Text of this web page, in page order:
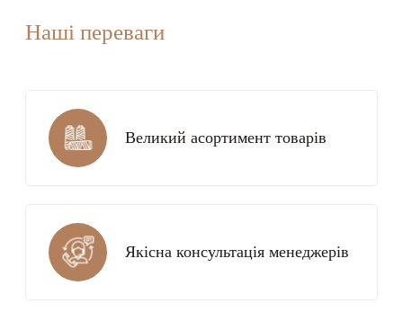
Наші переваги
Великий асортимент товарів
Якісна консультація менеджерів